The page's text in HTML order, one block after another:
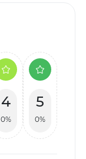
4
0%
5
0%